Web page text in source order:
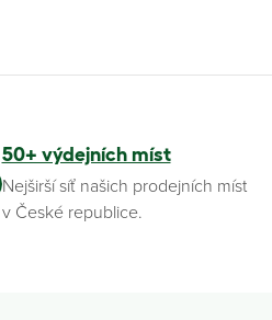
50+ výdejních míst
Nejširší síť našich prodejních míst
v České republice.